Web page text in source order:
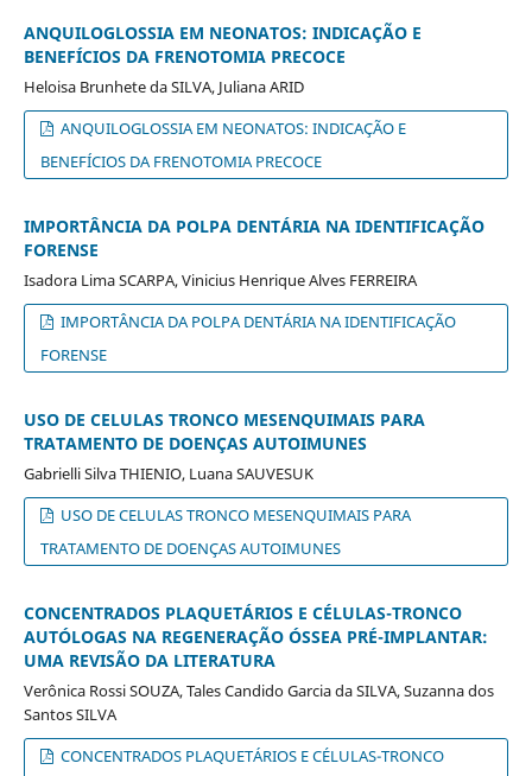
ANQUILOGLOSSIA EM NEONATOS: INDICAÇÃO E
BENEFÍCIOS DA FRENOTOMIA PRECOCE
Heloisa Brunhete da SILVA, Juliana ARID
ANQUILOGLOSSIA EM NEONATOS: INDICAÇÃO E
BENEFÍCIOS DA FRENOTOMIA PRECOCE
IMPORTÂNCIA DA POLPA DENTÁRIA NA IDENTIFICAÇÃO
FORENSE
Isadora Lima SCARPA, Vinicius Henrique Alves FERREIRA
IMPORTÂNCIA DA POLPA DENTÁRIA NA IDENTIFICAÇÃO
FORENSE
USO DE CELULAS TRONCO MESENQUIMAIS PARA
TRATAMENTO DE DOENÇAS AUTOIMUNES
Gabrielli Silva THIENIO, Luana SAUVESUK
USO DE CELULAS TRONCO MESENQUIMAIS PARA
TRATAMENTO DE DOENÇAS AUTOIMUNES
CONCENTRADOS PLAQUETÁRIOS E CÉLULAS-TRONCO
AUTÓLOGAS NA REGENERAÇÃO ÓSSEA PRÉ-IMPLANTAR:
UMA REVISÃO DA LITERATURA
Verônica Rossi SOUZA, Tales Candido Garcia da SILVA, Suzanna dos
Santos SILVA
CONCENTRADOS PLAQUETÁRIOS E CÉLULAS-TRONCO